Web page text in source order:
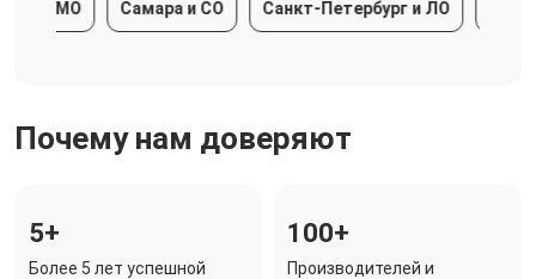
Самара и СО Санкт-Петербург и ЛО
Почему нам доверяют
5+
Более 5 лет успешной
100+
Производителей и